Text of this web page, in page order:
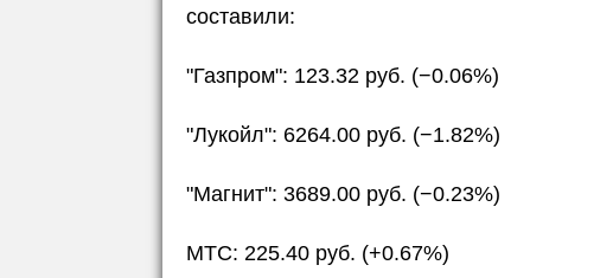
составили:
"Газпром": 123.32 руб. (−0.06%)
"Лукойл": 6264.00 руб. (−1.82%)
"Магнит": 3689.00 руб. (−0.23%)
МТС: 225.40 руб. (+0.67%)